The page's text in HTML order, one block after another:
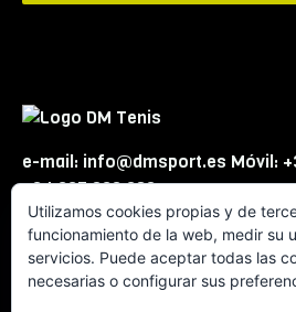
e-mail: info@dmsport.es Móvil:
+34 667 863 623
Utilizamos cookies propias y de
funcionamiento de la web, medir su
servicios. Puede aceptar todas las
necesarias o configurar sus